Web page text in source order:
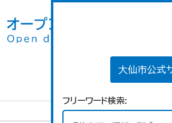
大仙市公式
フリーワード検索